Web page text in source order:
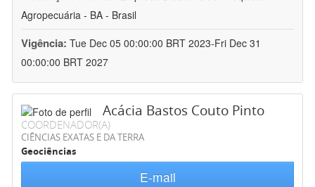
Agropecuária - BA - Brasil
Vigência: Tue Dec 05 00:00:00 BRT 2023-Fri Dec 31
00:00:00 BRT 2027
Acácia Bastos Couto Pinto
COORDENADOR(A)
CIÊNCIAS EXATAS E DA TERRA
Geociências
E-mail